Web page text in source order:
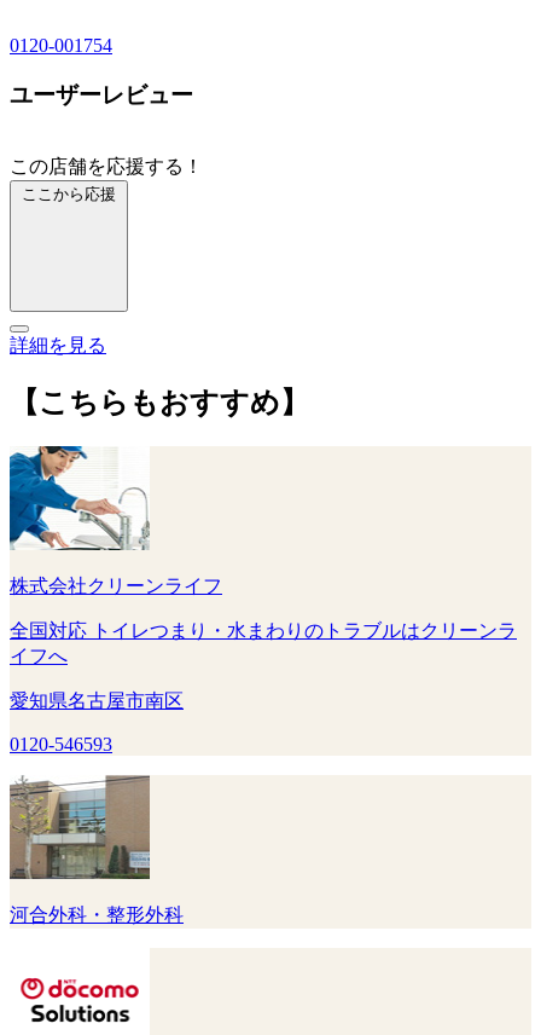
0120-001754
ユーザーレビュー
この店舗を応援する！
ここから応援
詳細を見る
【こちらもおすすめ】
株式会社クリーンライフ
全国対応 トイレつまり・水まわりのトラブルはクリーンラ
イフへ
愛知県名古屋市南区
0120-546593
河合外科・整形外科